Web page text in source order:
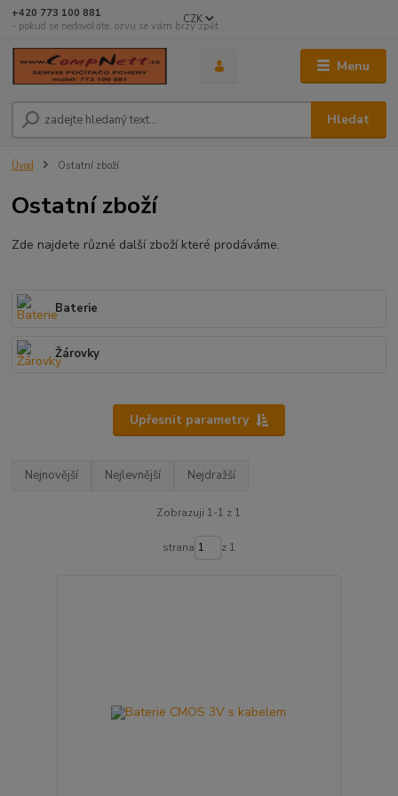
Menu
CZK
Hledat
+420 773 100 881
- pokud se nedovoláte, ozvu se vám brzy zpět
Úvod Ostatní zboží
Ostatní zboží
Zde najdete různé další zboží které prodáváme.
Baterie
Žárovky
Upřesnit parametry
Nejnovější Nejlevnější Nejdražší
Zobrazuji 1-1 z 1
strana z 1